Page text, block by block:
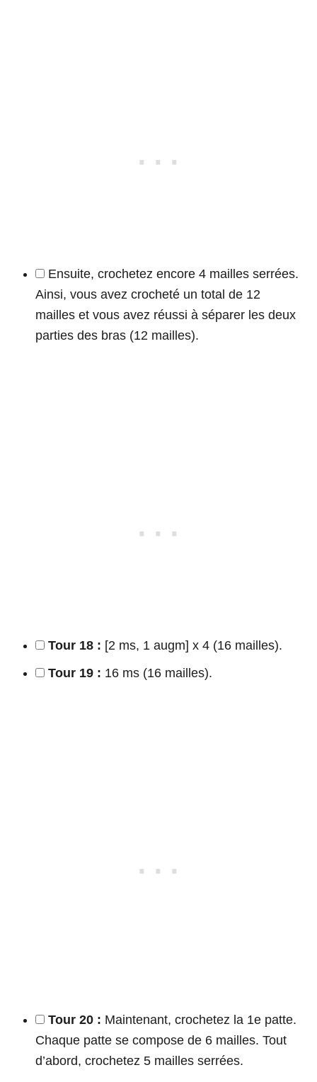
Ensuite, crochetez encore 4 mailles serrées.
Ainsi, vous avez crocheté un total de 12
mailles et vous avez réussi à séparer les deux
parties des bras (12 mailles).
Tour 18 : [2 ms, 1 augm] x 4 (16 mailles).
Tour 19 : 16 ms (16 mailles).
Tour 20 : Maintenant, crochetez la 1e patte.
Chaque patte se compose de 6 mailles. Tout
d’abord, crochetez 5 mailles serrées.